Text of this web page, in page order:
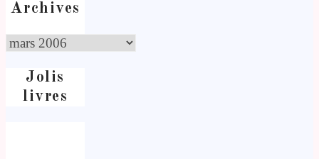
Archives
Jolis
livres